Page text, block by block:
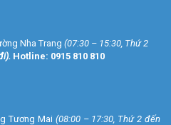
Nha Trang (07:30 – 15:30, Thứ 2
). Hotline: 0915 810 810
Tương Mai (08:00 – 17:30, Thứ 2 đến